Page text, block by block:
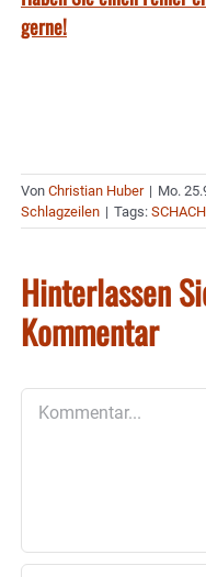
gerne!
Von Christian Huber | Mo.
Schlagzeilen | Tags: SCHACH
Hinterlassen
Kommentar